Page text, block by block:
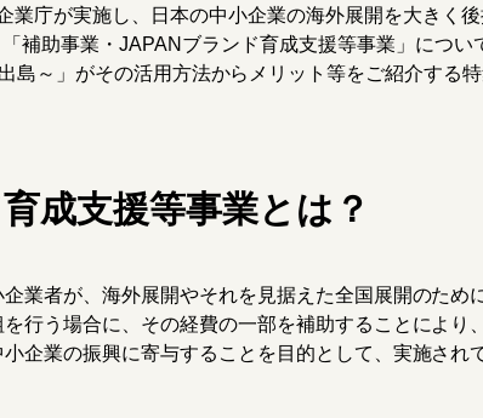
業庁が実施し、日本の中小企業の海外展開を大きく
「補助事業・JAPANブランド育成支援等事業」につい
島～」がその活用方法からメリット等をご紹介する特
成支援等事業とは？
業者が、海外展開やそれを見据えた全国展開のため
行う場合に、その経費の一部を補助することにより
企業の振興に寄与することを目的として、実施され